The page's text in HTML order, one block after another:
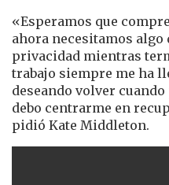
«Esperamos que
ahora necesitamos algo
privacidad mientras
trabajo siempre me ha
deseando volver
debo centrarme en
pidió Kate Middleton.